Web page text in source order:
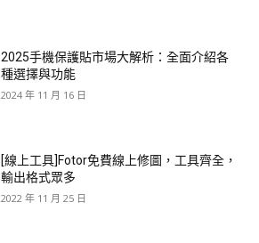
2025手機保護貼市場大解析：全面介紹各
種選擇與功能
2024 年 11 月 16 日
[線上工具]Fotor免費線上修圖，工具齊全，
輸出格式眾多
2022 年 11 月 25 日